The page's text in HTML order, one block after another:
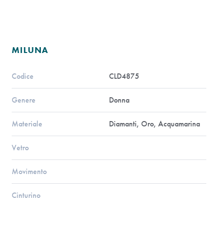
MILUNA
Codice CLD4875
Genere Donna
Materiale Diamanti, Oro, Acquamarina
Vetro
Movimento
Cinturino